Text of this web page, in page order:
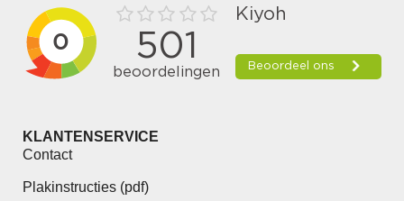
KLANTENSERVICE
Contact
Plakinstructies (pdf)